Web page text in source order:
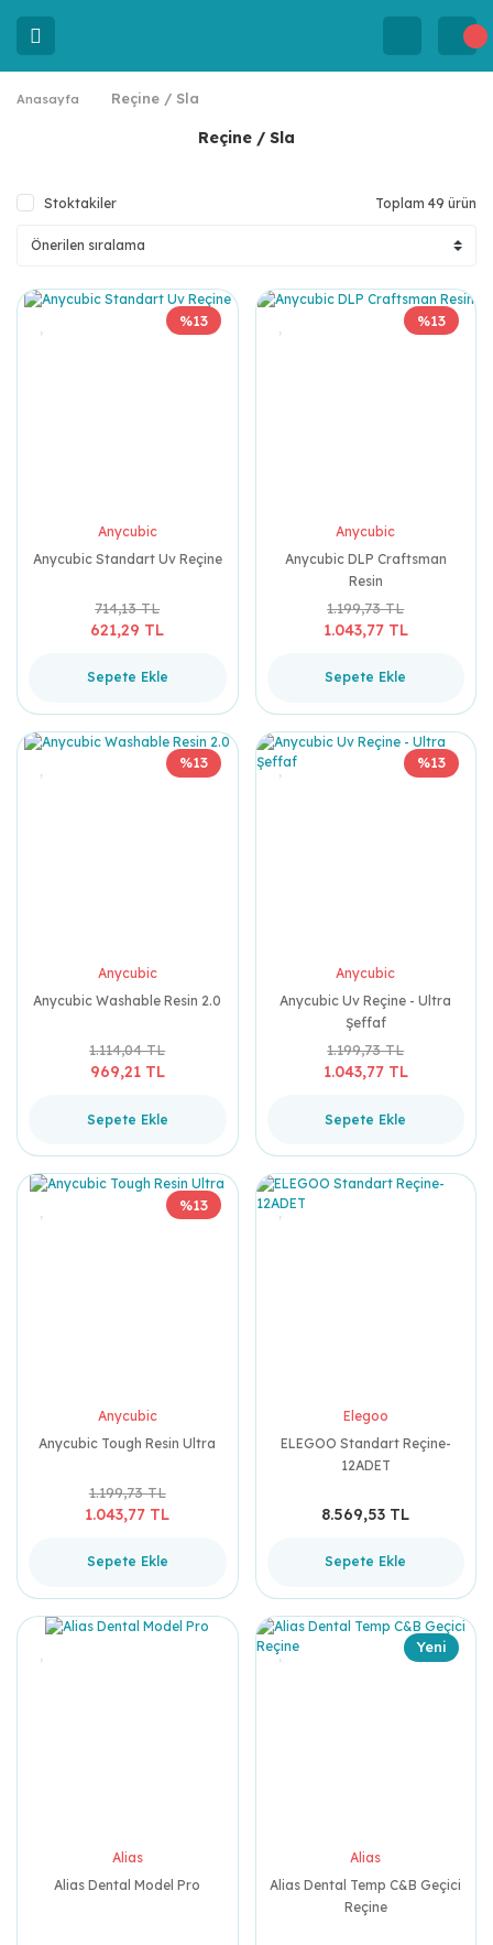
Anasayfa Reçine / Sla
Reçine / Sla
Stoktakiler Toplam 49 ürün
%13
Anycubic
Anycubic Standart Uv Reçine
621,29 TL
714,13 TL
Sepete Ekle
%13
Anycubic
Anycubic DLP Craftsman
Resin
1.043,77 TL
1.199,73 TL
Sepete Ekle
%13
Anycubic
Anycubic Washable Resin 2.0
969,21 TL
1.114,04 TL
Sepete Ekle
%13
Anycubic
Anycubic Uv Reçine - Ultra
Şeffaf
1.043,77 TL
1.199,73 TL
Sepete Ekle
%13
Anycubic
Anycubic Tough Resin Ultra
1.043,77 TL
1.199,73 TL
Sepete Ekle
Elegoo
ELEGOO Standart Reçine-
12ADET
8.569,53 TL
Sepete Ekle
Alias
Alias Dental Model Pro
Yeni
Alias
Alias Dental Temp C&B Geçici
Reçine